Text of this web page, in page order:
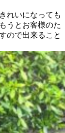
れいになっても
うとお客様のた
ので出来ること